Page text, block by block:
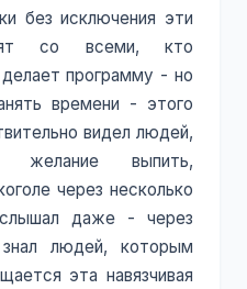
без исключения эти
со всеми, кто
программу - но
времени - этого
видел людей,
желание выпить,
через несколько
даже - через
людей, которым
эта навязчивая